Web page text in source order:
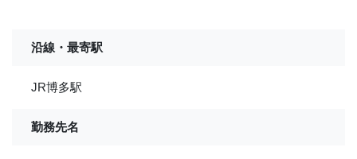
沿線・最寄駅
JR博多駅
勤務先名